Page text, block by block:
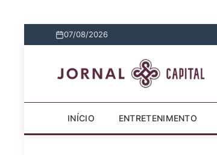
07/08/2026
INÍCIO ENTRETENIMENTO